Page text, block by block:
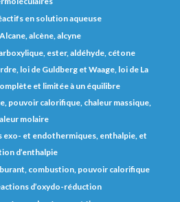
en solution aqueuse
alcène, alcyne
ester, aldéhyde, cétone
loi de Guldberg et Waage, loi de La
et limitée à un équilibre
pouvoir calorifique, chaleur massique,
molaire
exo- et endothermiques, enthalpie, et
d’enthalpie
combustion, pouvoir calorifique
d’oxydo-réduction